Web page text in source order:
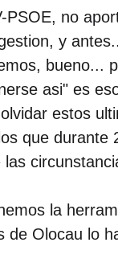
PSOE, no
y
bueno...
asi" es
estos
que durante
la
de Olocau lo